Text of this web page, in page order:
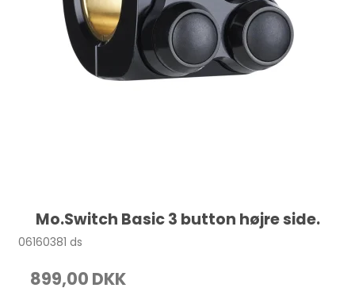
Mo.Switch Basic 3 button højre side.
06160381 ds
899,00 DKK